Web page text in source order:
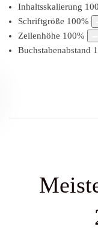
Inhaltsskalierung 100
Schriftgröße 100%
Zeilenhöhe 100%
Buchstabenabstand